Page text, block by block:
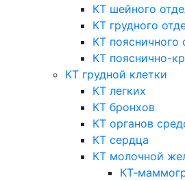
КТ шейного
КТ грудного
КТ поясничного
КТ пояснично-
КТ грудной клетки
КТ легких
КТ бронхов
КТ органов
КТ сердца
КТ молочной
КТ-